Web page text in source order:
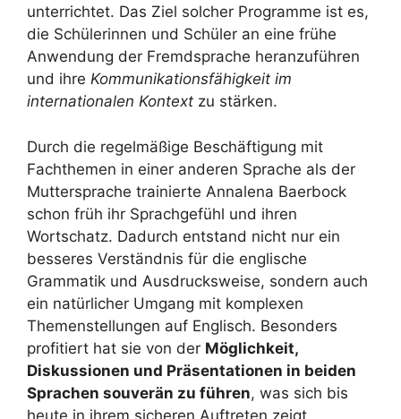
unterrichtet. Das Ziel solcher Programme ist es,
die Schülerinnen und Schüler an eine frühe
Anwendung der Fremdsprache heranzuführen
und ihre Kommunikationsfähigkeit im
internationalen Kontext zu stärken.
Durch die regelmäßige Beschäftigung mit
Fachthemen in einer anderen Sprache als der
Muttersprache trainierte Annalena Baerbock
schon früh ihr Sprachgefühl und ihren
Wortschatz. Dadurch entstand nicht nur ein
besseres Verständnis für die englische
Grammatik und Ausdrucksweise, sondern auch
ein natürlicher Umgang mit komplexen
Themenstellungen auf Englisch. Besonders
profitiert hat sie von der Möglichkeit,
Diskussionen und Präsentationen in beiden
Sprachen souverän zu führen, was sich bis
heute in ihrem sicheren Auftreten zeigt.